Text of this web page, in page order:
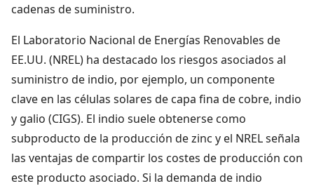
cadenas de suministro.
El Laboratorio Nacional de Energías Renovables de
EE.UU. (NREL) ha destacado los riesgos asociados al
suministro de indio, por ejemplo, un componente
clave en las células solares de capa fina de cobre, indio
y galio (CIGS). El indio suele obtenerse como
subproducto de la producción de zinc y el NREL señala
las ventajas de compartir los costes de producción con
este producto asociado. Si la demanda de indio